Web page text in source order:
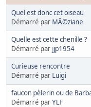
Quel est donc cet oiseau
Démarré par MÃ©ziane
Quelle est cette chenille ?
Démarré par jjp1954
Curieuse rencontre
Démarré par Luigi
faucon pèlerin ou de
Démarré parYLF